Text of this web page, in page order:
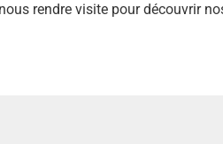
rendre visite pour découvrir